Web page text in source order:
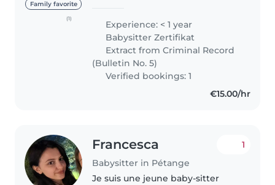
Family favorite
(1)
spécialisée en éducation et aide
soignante. J'ai travaillé dans
plusieurs..
Experience: < 1 year
Babysitter Zertifikat
Extract from Criminal Record
(Bulletin No. 5)
Verified bookings: 1
€15.00/hr
Francesca
Babysitter in Pétange
1
Je suis une jeune baby-sitter